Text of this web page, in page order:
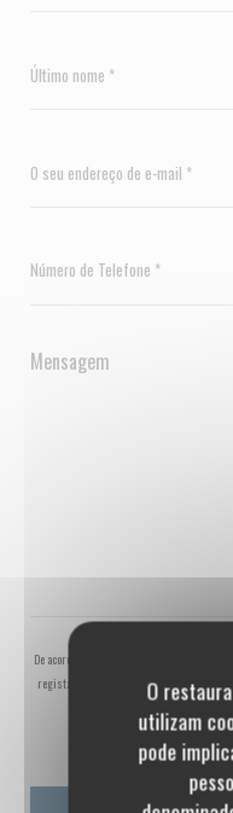
O
utilizam
pode
De acordo com a legislação de proteção de
registar-se na Lista Robinson através de